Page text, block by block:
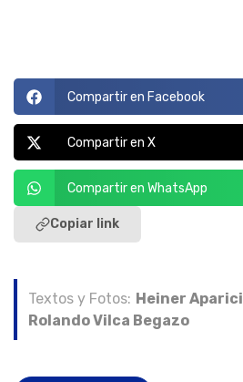
Compartir en Facebook
Compartir en X
Compartir en WhatsApp
Copiar link
Textos y Fotos: Heiner
Rolando Vilca Begazo